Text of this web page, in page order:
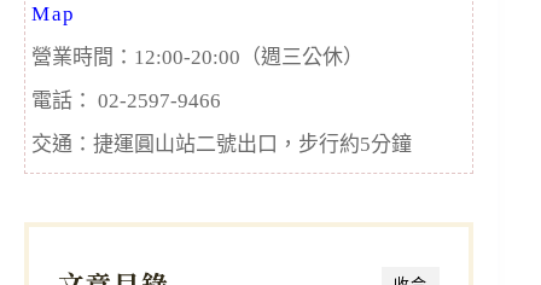
Map
營業時間：12:00-20:00（週三公休）
電話： 02-2597-9466
交通：捷運圓山站二號出口，步行約5分鐘